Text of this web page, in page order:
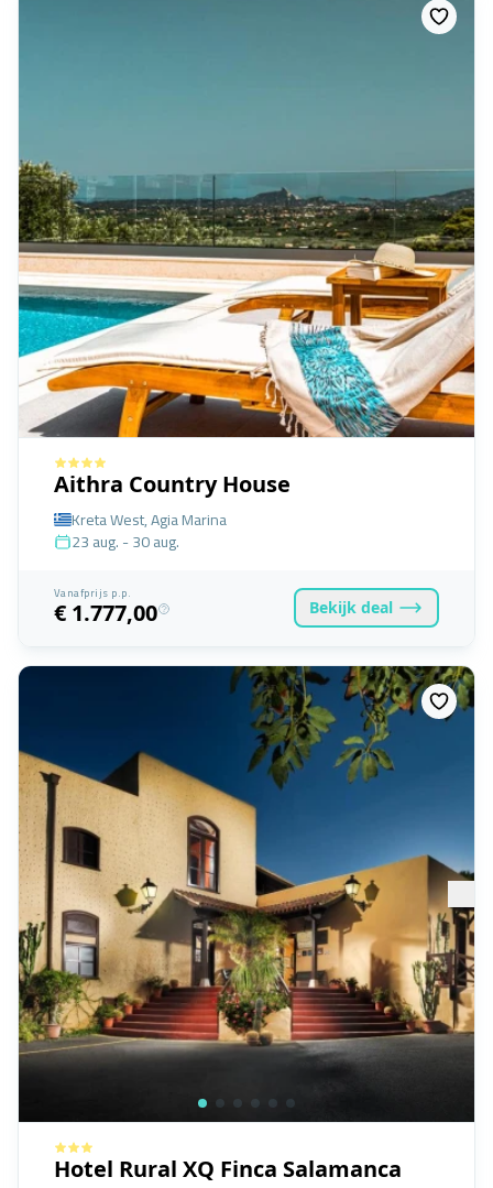
Aithra Country House
Kreta West, Agia Marina
23 aug. - 30 aug.
Vanafprijs p.p.
€ 1.777,00 Bekijk deal
Hotel Rural XQ Finca Salamanca